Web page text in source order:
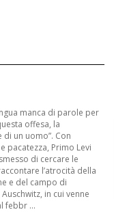
manca di parole per
offesa, la
un uomo”. Con
pacatezza, Primo Levi
di cercare le
l’atrocità della
e del campo di
in cui venne
febbr ...